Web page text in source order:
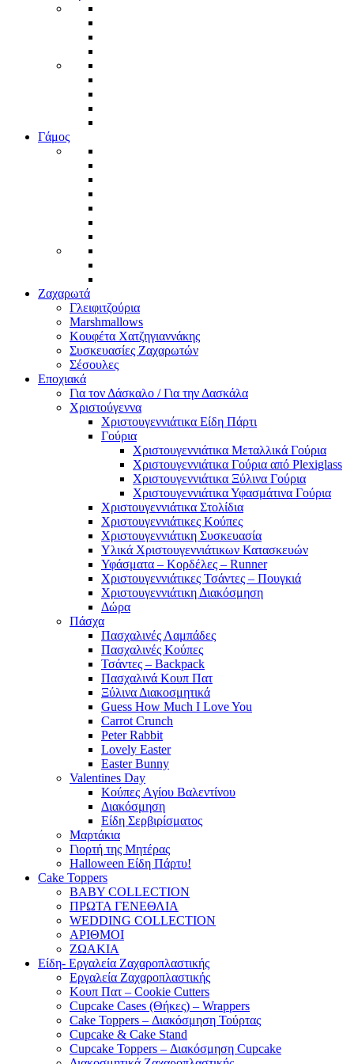
Γάμος
Ζαχαρωτά
Γλειφιτζούρια
Marshmallows
Κουφέτα Χατζηγιαννάκης
Συσκευασίες Ζαχαρωτών
Σέσουλες
Εποχιακά
Για τον Δάσκαλο / Για την Δασκάλα
Χριστούγεννα
Χριστουγεννιάτικα Είδη Πάρτι
Γούρια
Χριστουγεννιάτικα Μεταλλικά Γούρια
Χριστουγεννιάτικα Γούρια από Plexiglass
Χριστουγεννιάτικα Ξύλινα Γούρια
Χριστουγεννιάτικα Υφασμάτινα Γούρια
Χριστουγεννιάτικα Στολίδια
Χριστουγεννιάτικες Κούπες
Χριστουγεννιάτικη Συσκευασία
Υλικά Χριστουγεννιάτικων Κατασκευών
Υφάσματα – Κορδέλες – Runner
Χριστουγεννιάτικες Τσάντες – Πουγκιά
Χριστουγεννιάτικη Διακόσμηση
Δώρα
Πάσχα
Πασχαλινές Λαμπάδες
Πασχαλινές Κούπες
Τσάντες – Backpack
Πασχαλινά Κουπ Πατ
Ξύλινα Διακοσμητικά
Guess How Much I Love You
Carrot Crunch
Peter Rabbit
Lovely Easter
Easter Bunny
Valentines Day
Κούπες Aγίου Βαλεντίνου
Διακόσμηση
Είδη Σερβιρίσματος
Μαρτάκια
Γιορτή της Μητέρας
Halloween Είδη Πάρτυ!
Cake Toppers
BABY COLLECTION
ΠΡΩΤΑ ΓΕΝΕΘΛΙΑ
WEDDING COLLECTION
ΑΡΙΘΜΟΙ
ΖΩΑΚΙΑ
Είδη- Εργαλεία Ζαχαροπλαστικής
Εργαλεία Ζαχαροπλαστικής
Κουπ Πατ – Cookie Cutters
Cupcake Cases (Θήκες) – Wrappers
Cake Toppers – Διακόσμηση Τούρτας
Cupcake & Cake Stand
Cupcake Toppers – Διακόσμηση Cupcake